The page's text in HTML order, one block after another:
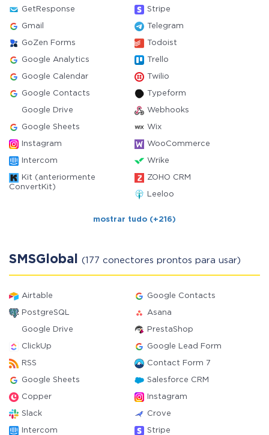
GetResponse Stripe
Gmail Telegram
GoZen Forms Todoist
Google Analytics Trello
Google Calendar Twilio
Google Contacts Typeform
Google Drive Webhooks
Google Sheets Wix
Instagram WooCommerce
Intercom Wrike
Kit (anteriormente
ConvertKit)
ZOHO CRM
Leeloo
mostrar tudo (+216)
SMSGlobal (177 conectores prontos para usar)
Airtable Google Contacts
PostgreSQL Asana
Google Drive PrestaShop
ClickUp Google Lead Form
RSS Contact Form 7
Google Sheets Salesforce CRM
Copper Instagram
Slack Crove
Intercom Stripe